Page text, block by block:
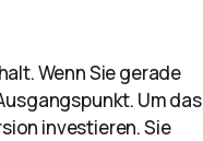
Wenn Sie gerade
Um das
investieren. Sie